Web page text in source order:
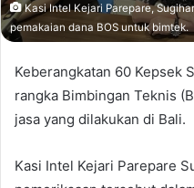
Kasi Intel Kejari Parepare,
pemakaian dana BOS untuk bimtek.
Keberangkatan 60 Kepsek
rangka Bimbingan Teknis
jasa yang dilakukan di Bali.
Kasi Intel Kejari Parepare